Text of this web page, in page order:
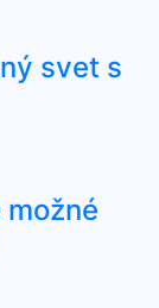
svet s
možné